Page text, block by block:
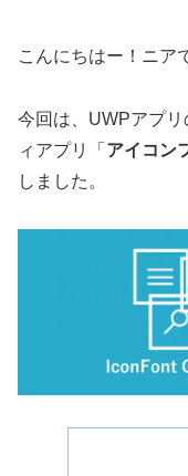
こんにちはー！ニア
今回は、UWPアプ
ィアプリ「 アイコン
しました。